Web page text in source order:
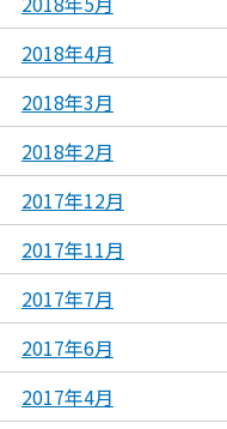
2018年4月
2018年3月
2018年2月
2017年12月
2017年11月
2017年7月
2017年6月
2017年4月